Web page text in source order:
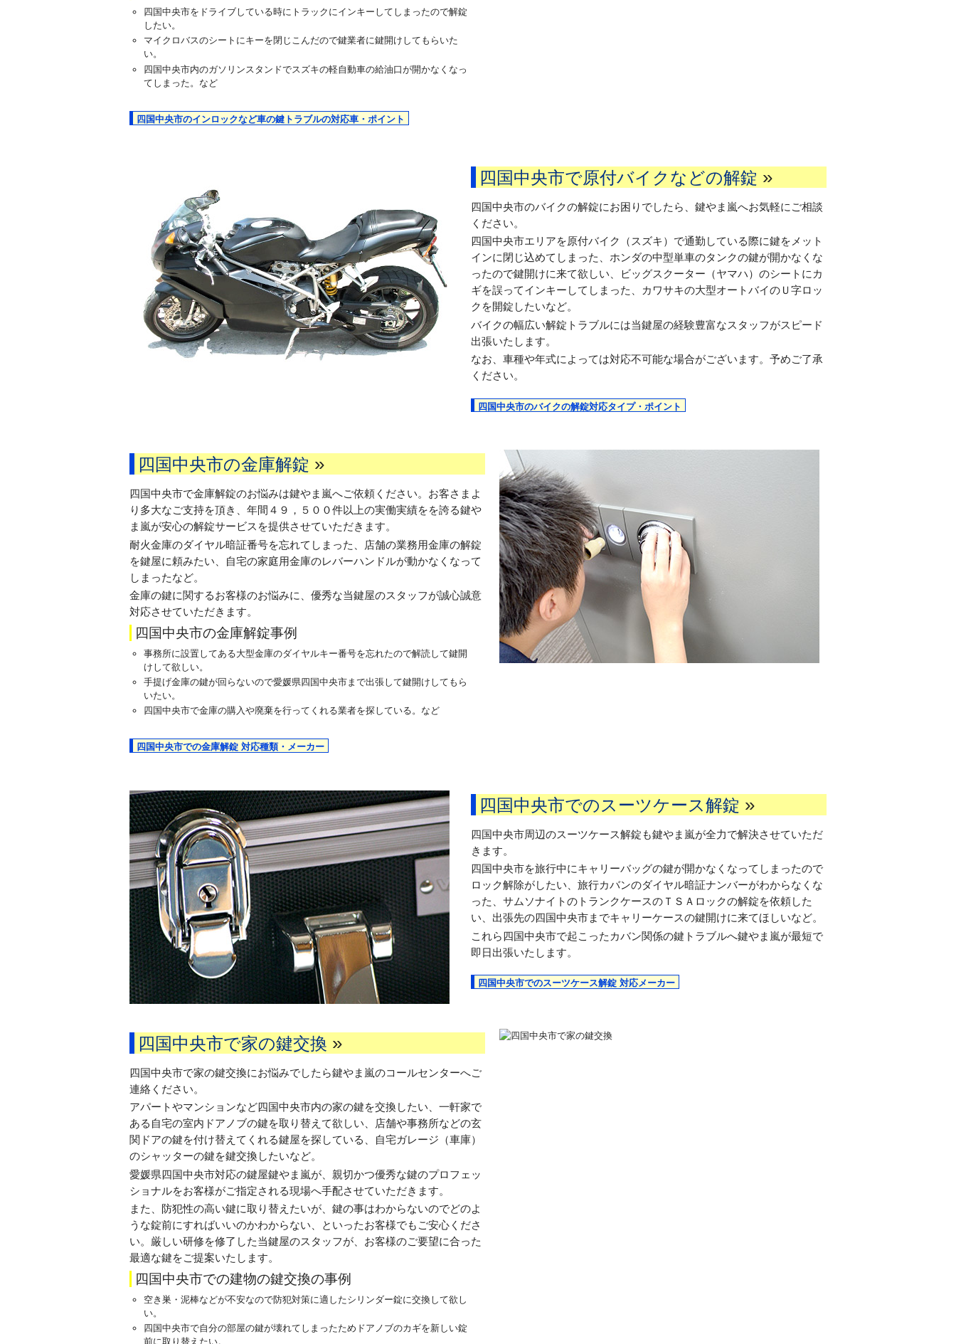
四国中央市をドライブしている時にトラックにインキーしてしまったので解錠
したい。
マイクロバスのシートにキーを閉じこんだので鍵業者に鍵開けしてもらいた
い。
四国中央市内のガソリンスタンドでスズキの軽自動車の給油口が開かなくなっ
てしまった。など
四国中央市のインロックなど車の鍵トラブルの対応車・ポイント
四国中央市で原付バイクなどの解錠 »
四国中央市のバイクの解錠にお困りでしたら、鍵やま嵐へお気軽にご相談
ください。
四国中央市エリアを原付バイク（スズキ）で通勤している際に鍵をメット
インに閉じ込めてしまった、ホンダの中型単車のタンクの鍵が開かなくな
ったので鍵開けに来て欲しい、ビッグスクーター（ヤマハ）のシートにカ
ギを誤ってインキーしてしまった、カワサキの大型オートバイのＵ字ロッ
クを開錠したいなど。
バイクの幅広い解錠トラブルには当鍵屋の経験豊富なスタッフがスピード
出張いたします。
なお、車種や年式によっては対応不可能な場合がございます。予めご了承
ください。
四国中央市のバイクの解錠対応タイプ・ポイント
四国中央市の金庫解錠 »
四国中央市で金庫解錠のお悩みは鍵やま嵐へご依頼ください。お客さまよ
り多大なご支持を頂き、年間４９，５００件以上の実働実績をを誇る鍵や
ま嵐が安心の解錠サービスを提供させていただきます。
耐火金庫のダイヤル暗証番号を忘れてしまった、店舗の業務用金庫の解錠
を鍵屋に頼みたい、自宅の家庭用金庫のレバーハンドルが動かなくなって
しまったなど。
金庫の鍵に関するお客様のお悩みに、優秀な当鍵屋のスタッフが誠心誠意
対応させていただきます。
四国中央市の金庫解錠事例
事務所に設置してある大型金庫のダイヤルキー番号を忘れたので解読して鍵開
けして欲しい。
手提げ金庫の鍵が回らないので愛媛県四国中央市まで出張して鍵開けしてもら
いたい。
四国中央市で金庫の購入や廃棄を行ってくれる業者を探している。など
四国中央市での金庫解錠 対応種類・メーカー
四国中央市でのスーツケース解錠 »
四国中央市周辺のスーツケース解錠も鍵やま嵐が全力で解決させていただ
きます。
四国中央市を旅行中にキャリーバッグの鍵が開かなくなってしまったので
ロック解除がしたい、旅行カバンのダイヤル暗証ナンバーがわからなくな
った、サムソナイトのトランクケースのＴＳＡロックの解錠を依頼した
い、出張先の四国中央市までキャリーケースの鍵開けに来てほしいなど。
これら四国中央市で起こったカバン関係の鍵トラブルへ鍵やま嵐が最短で
即日出張いたします。
四国中央市でのスーツケース解錠 対応メーカー
四国中央市で家の鍵交換 »
四国中央市で家の鍵交換にお悩みでしたら鍵やま嵐のコールセンターへご
連絡ください。
アパートやマンションなど四国中央市内の家の鍵を交換したい、一軒家で
ある自宅の室内ドアノブの鍵を取り替えて欲しい、店舗や事務所などの玄
関ドアの鍵を付け替えてくれる鍵屋を探している、自宅ガレージ（車庫）
のシャッターの鍵を鍵交換したいなど。
愛媛県四国中央市対応の鍵屋鍵やま嵐が、親切かつ優秀な鍵のプロフェッ
ショナルをお客様がご指定される現場へ手配させていただきます。
また、防犯性の高い鍵に取り替えたいが、鍵の事はわからないのでどのよ
うな錠前にすればいいのかわからない、といったお客様でもご安心くださ
い。厳しい研修を修了した当鍵屋のスタッフが、お客様のご要望に合った
最適な鍵をご提案いたします。
四国中央市での建物の鍵交換の事例
空き巣・泥棒などが不安なので防犯対策に適したシリンダー錠に交換して欲し
い。
四国中央市で自分の部屋の鍵が壊れてしまったためドアノブのカギを新しい錠
前に取り替えたい。